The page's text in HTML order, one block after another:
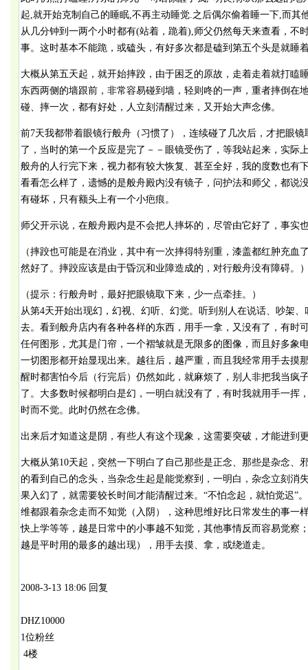
起,就开始克制自己的睡眠,不再主动睡觉.之后偶尔偷着睡一下,而其
从几分钟到一两个小时都有(站着，跪着),师父仍然每天来查看，不
事。这时基本不能跪，或磕头，有好多次都是磕到第五个头是就睡
大概从第五天起，就开始摔跤，由于困乏的原故，走着走着就打瞌
东西两侧的墙跟前，非常容易碰到墙，轻则咚的一声，重者摔倒在
碰、摔一次，都有好处，人立刻清醒过来，又开始大声念佛。
前7天我都带着眼镜行般舟（习惯了），连续碰了几次后，才把眼
了，当时的第一个反应是完了－－眼镜受伤了，等我站起来，实际
般舟的人行完下来，视力都有较大恢复、甚至全好，我的度数也有
看看怎么样了，遗憾的是般舟殿内没有镜子，问护法和师父，都说
有碰坏，只有额头上有一个小疤痕。
师父开示说，在般舟殿内是不会把人摔坏的，尽管由它好了，事实
（摔跤也可能是在消业，其中有一次摔得特别重，漆盖都红肿充血
然好了。摔跤应该是由于昏沉和业障造成的，对行般舟没有障碍。
（提示：行般舟时，最好把眼镜取下来，少一点牵挂。）
从第4天开始出现幻，幻视、幻听、幻觉。听到别人在说话、吵架
去。看到般舟店内有各种各样的东西，用手一拿，又没有了，有时
任何图形，尤其是门帘，一个褶皱就是无限多的图像，而且好多象
一切图形都开始显现出来。越往后，越严重，而且我经常用手去摸
醒时都害怕今后（行完后）仍然如此，就麻烦了，别人非把我当疯
了。大多数时候都明白是幻，一明白就没有了，有时我就用手一挥
时而不觉。此时仍然在念佛。
出来后才知道这是阴，有些人有这个现象，这需要突破，才能进到
大概从第10天起，突然一下明白了自己那些是正念、那些是杂念、
的看到自己的念头，当杂念生起是能觉察到，一明白，杂念立刻消
果入幻了，就需要较长时间才能清醒过来。“不怕念起，就怕觉迟”
维都跟着杂念走而不知觉（入阴），这种思维好比日常发生的事一
快上学等等，越是日常中的小事越不知觉，其他事情反而容易觉察
越是平时用的最多的越出现），用手去摸、拿，或绕道走。
2008-3-13 18:06 回复
DHZ10000
1位粉丝
4楼